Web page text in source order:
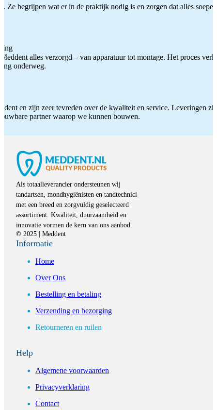
Ze begrijpen wat er in de praktijk nodig is en zorgen dat alles
alles verzorgd – van apparatuur tot montage. Het proces
onderweg.
en zijn zeer tevreden over de kwaliteit en service. Leveringen
partner waarop we kunnen bouwen.
Als totaalleverancier ondersteunen wij
tandartsen, mondhygiënisten en tandtechnici
met een breed en zorgvuldig geselecteerd
assortiment. Kwaliteit, duurzaamheid en
innovatie vormen de kern van ons aanbod.
© 2025 | Meddent
Informatie
Home
Over Ons
Bestelling en betaling
Verzending en bezorging
Retourneren en ruilen
Help
Algemene voorwaarden
Privacyverklaring
Contact